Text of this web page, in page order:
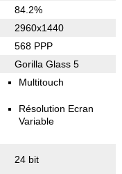
84.2%
2960x1440
568 PPP
Gorilla Glass 5
Multitouch
Résolution Ecran
Variable
24 bit